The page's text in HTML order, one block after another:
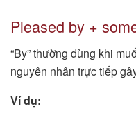
Pleased by +
“By” thường dùng khi
nguyên nhân trực tiếp
Ví dụ: